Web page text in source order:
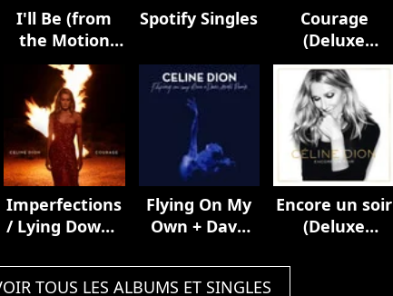
I'll Be (from
the Motion
Picture
Soundtrack
Love Again)
Spotify Singles
Courage
(Deluxe
Edition)
Imperfections
/ Lying Down /
Flying On My
Own + Dave
Encore un soir
(Deluxe
TOUS LES ALBUMS ET SINGLES